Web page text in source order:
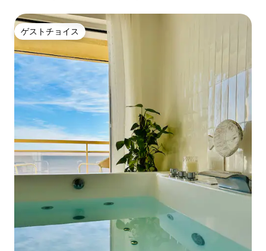
ゲストチョイス
ゲストチョイス